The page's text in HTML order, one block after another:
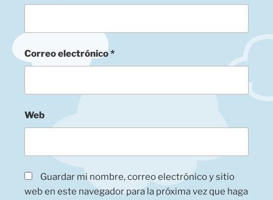
Correo electrónico*
Web
Guardar mi nombre, correo electrónico y sitio
web en este navegador para la próxima vez que haga